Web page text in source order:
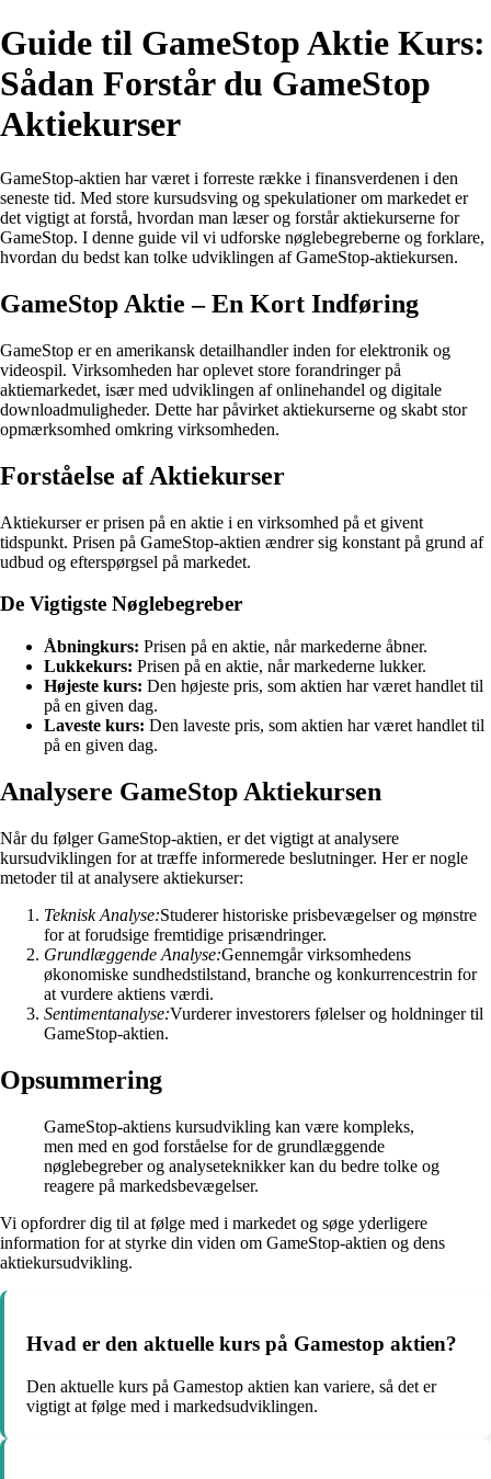
Guide til GameStop Aktie Kurs:
Sådan Forstår du GameStop
Aktiekurser
GameStop-aktien har været i forreste række i finansverdenen i den
seneste tid. Med store kursudsving og spekulationer om markedet er
det vigtigt at forstå, hvordan man læser og forstår aktiekurserne for
GameStop. I denne guide vil vi udforske nøglebegreberne og forklare,
hvordan du bedst kan tolke udviklingen af GameStop-aktiekursen.
GameStop Aktie – En Kort Indføring
GameStop er en amerikansk detailhandler inden for elektronik og
videospil. Virksomheden har oplevet store forandringer på
aktiemarkedet, især med udviklingen af onlinehandel og digitale
downloadmuligheder. Dette har påvirket aktiekurserne og skabt stor
opmærksomhed omkring virksomheden.
Forståelse af Aktiekurser
Aktiekurser er prisen på en aktie i en virksomhed på et givent
tidspunkt. Prisen på GameStop-aktien ændrer sig konstant på grund af
udbud og efterspørgsel på markedet.
De Vigtigste Nøglebegreber
Åbningkurs: Prisen på en aktie, når markederne åbner.
Lukkekurs: Prisen på en aktie, når markederne lukker.
Højeste kurs: Den højeste pris, som aktien har været handlet til
på en given dag.
Laveste kurs: Den laveste pris, som aktien har været handlet til
på en given dag.
Analysere GameStop Aktiekursen
Når du følger GameStop-aktien, er det vigtigt at analysere
kursudviklingen for at træffe informerede beslutninger. Her er nogle
metoder til at analysere aktiekurser:
Teknisk Analyse:Studerer historiske prisbevægelser og mønstre
for at forudsige fremtidige prisændringer.
Grundlæggende Analyse:Gennemgår virksomhedens
økonomiske sundhedstilstand, branche og konkurrencestrin for
at vurdere aktiens værdi.
Sentimentanalyse:Vurderer investorers følelser og holdninger til
GameStop-aktien.
Opsummering
GameStop-aktiens kursudvikling kan være kompleks,
men med en god forståelse for de grundlæggende
nøglebegreber og analyseteknikker kan du bedre tolke og
reagere på markedsbevægelser.
Vi opfordrer dig til at følge med i markedet og søge yderligere
information for at styrke din viden om GameStop-aktien og dens
aktiekursudvikling.
Hvad er den aktuelle kurs på Gamestop aktien?
Den aktuelle kurs på Gamestop aktien kan variere, så det er
vigtigt at følge med i markedsudviklingen.